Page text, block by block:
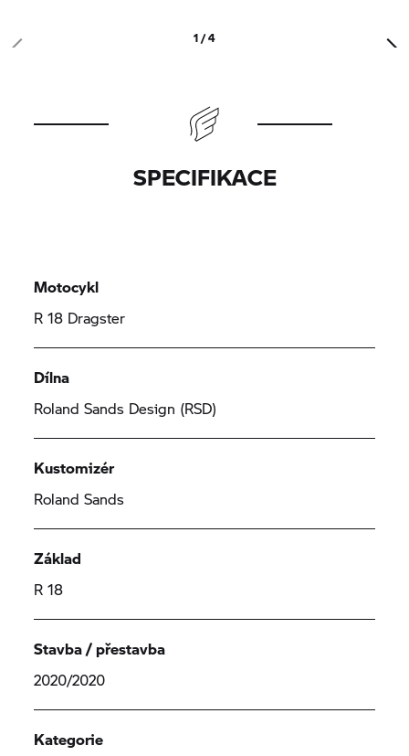
1 / 4
SPECIFIKACE
Motocykl
R 18 Dragster
Dílna
Roland Sands Design (RSD)
Kustomizér
Roland Sands
Základ
R 18
Stavba / přestavba
2020/2020
Kategorie